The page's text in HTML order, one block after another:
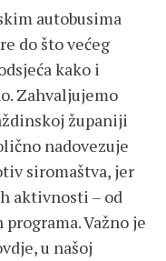
autobusima
do što većeg
kako i
Zahvaljujemo
županiji
nadovezuje
siromaštva, jer
aktivnosti – od
Važno je
u našoj